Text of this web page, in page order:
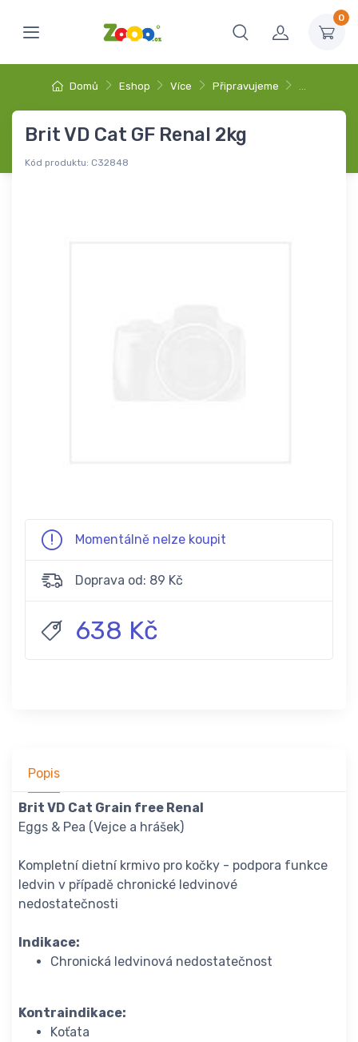
0
Domů Eshop Více Připravujeme …
Brit VD Cat GF Renal 2kg
Kód produktu: C32848
Momentálně nelze koupit
Doprava od: 89 Kč
638 Kč
Popis
Brit VD Cat Grain free Renal
Eggs & Pea (Vejce a hrášek)
Kompletní dietní krmivo pro kočky - podpora funkce
ledvin v případě chronické ledvinové
nedostatečnosti
Indikace:
Chronická ledvinová nedostatečnost
Kontraindikace:
Koťata